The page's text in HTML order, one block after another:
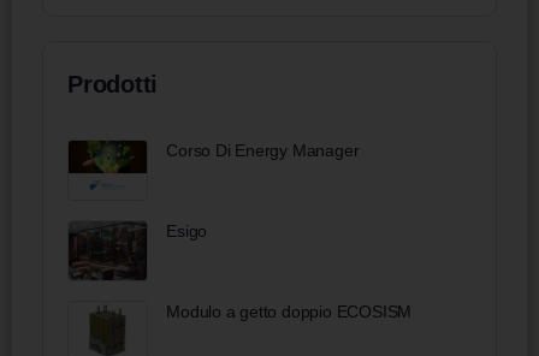
Prodotti
Corso Di Energy Manager
Esigo
Modulo a getto doppio ECOSISM